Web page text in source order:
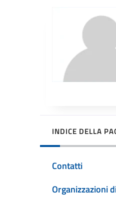
INDICE DELLA
Contatti
Organizzazioni